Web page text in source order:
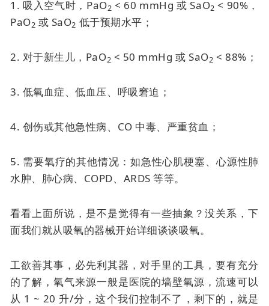
1. 吸入空气时，PaO2 < 60 mmHg 或 SaO2 < 90%，
PaO2 或 SaO2 低于预期水平；
2. 对于新生儿，PaO2 < 50 mmHg 或 SaO2 < 88%；
3. 低氧血症、低血压、呼吸窘迫；
4. 创伤或其他急性病、CO 中毒、严重贫血；
5. 需要氧疗的其他情况：如急性心肌梗塞、心源性肺
水肿、肺心病、COPD、ARDS 等等。
看看上面所说，是不是觉得有一些抽象？没关系，下
面我们就从吸氧的器械开始详细谈谈吸氧。
工欲善其事，必先利其器，对手里的工具，要有充分
的了解，氧气来源一般是医院的墙壁氧源，流速可以
从 1 ~ 20 升/分，这个我们控制不了，剩下的，就是